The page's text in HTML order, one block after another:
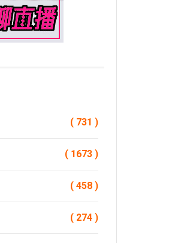
( 731 )
( 1673 )
( 458 )
( 274 )